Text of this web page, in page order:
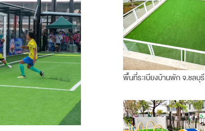
พื้นที่ระเบียงบ้านพัก จ.ชลบุรี